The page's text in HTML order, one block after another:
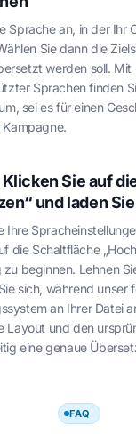
Sprache an, in der Ihr
Sie dann die
werden soll.
Sprachen finden
sei es für einen
Sie auf
und laden
Ihre
die Schaltfläche
beginnen. Lehnen
sich, während unser
an Ihrer Datei
Layout und den
eine genaue
FAQ